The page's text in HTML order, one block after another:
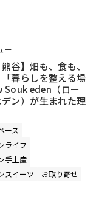
ー
熊谷】畑も、食も、
暮らしを整える場
Souk eden（ロー
ン）が生まれた理
ース
ライフ
手土産
スイーツ
お取り寄せ